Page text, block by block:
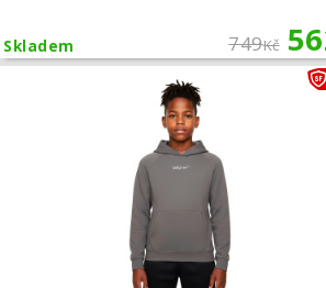
749Kč
Skladem